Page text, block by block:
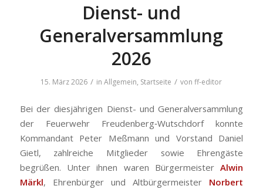
Dienst- und
Generalversammlung
2026
15. März 2026 / inAllgemein, Startseite / vonff-editor
Bei der diesjährigen Dienst- und Generalversammlung
der Feuerwehr Freudenberg‑Wutschdorf konnte
Kommandant Peter Meßmann und Vorstand Daniel
Gietl, zahlreiche Mitglieder sowie Ehrengäste
begrüßen. Unter ihnen waren BürgermeisterAlwin
Märkl, Ehrenbürger und Altbürgermeister Norbert